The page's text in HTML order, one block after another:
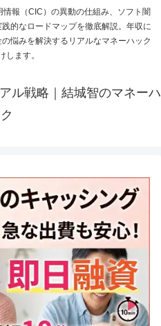
報（CIC）の異動の仕組み、ソフト闇
的なロードマップを徹底解説。年収に
悩みを解決するリアルなマネーハック
します。
ル戦略｜結城智のマネーハ